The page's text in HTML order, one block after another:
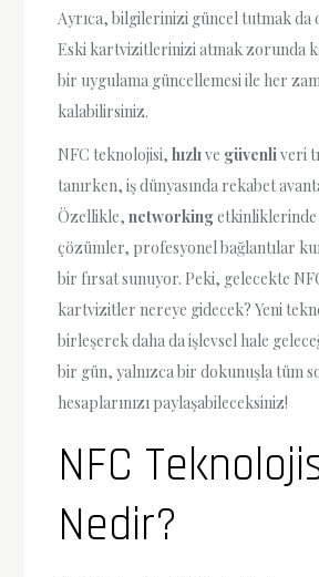
Ayrıca, bilgilerinizi güncel tutmak da
Eski kartvizitlerinizi atmak zorunda
bir uygulama güncellemesi ile her
kalabilirsiniz.
NFC teknolojisi,hızlıve güvenliveri
tanırken, iş dünyasında rekabet
Özellikle,networking
çözümler, profesyonel bağlantılar
bir fırsat sunuyor. Peki, gelecekte
kartvizitler nereye gidecek? Yeni
birleşerek daha da işlevsel hale
bir gün, yalnızca bir dokunuşla tüm
hesaplarınızı paylaşabileceksiniz!
NFC
Nedir?